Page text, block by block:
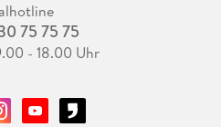
75 75 75
- 18.00 Uhr